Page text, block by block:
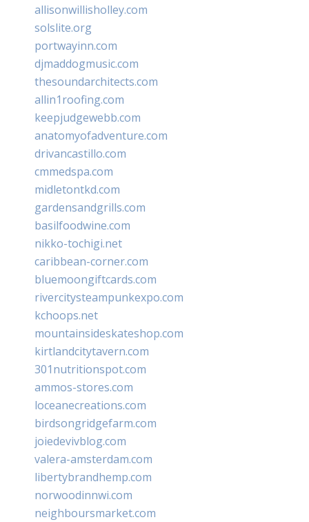
allisonwillisholley.com
solslite.org
portwayinn.com
djmaddogmusic.com
thesoundarchitects.com
allin1roofing.com
keepjudgewebb.com
anatomyofadventure.com
drivancastillo.com
cmmedspa.com
midletontkd.com
gardensandgrills.com
basilfoodwine.com
nikko-tochigi.net
caribbean-corner.com
bluemoongiftcards.com
rivercitysteampunkexpo.com
kchoops.net
mountainsideskateshop.com
kirtlandcitytavern.com
301nutritionspot.com
ammos-stores.com
loceanecreations.com
birdsongridgefarm.com
joiedevivblog.com
valera-amsterdam.com
libertybrandhemp.com
norwoodinnwi.com
neighboursmarket.com